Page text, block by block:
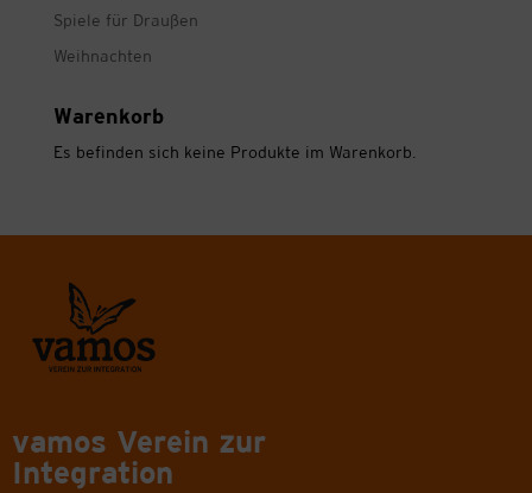
Spiele für Draußen
Weihnachten
Warenkorb
Es befinden sich keine Produkte im Warenkorb.
vamos Verein zur
Integration